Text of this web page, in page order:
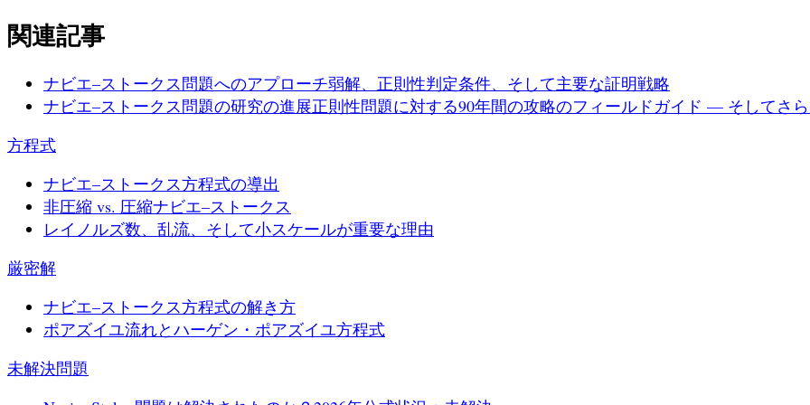
関連記事
ナビエ–ストークス問題へのアプローチ弱解、正則性判定条件、そして主要な証明戦略
ナビエ–ストークス問題の研究の進展正則性問題に対する90年間の攻略のフィールドガイド — そしてさ
方程式
ナビエ–ストークス方程式の導出
非圧縮 vs. 圧縮ナビエ–ストークス
レイノルズ数、乱流、そして小スケールが重要な理由
厳密解
ナビエ–ストークス方程式の解き方
ポアズイユ流れとハーゲン・ポアズイユ方程式
未解決問題